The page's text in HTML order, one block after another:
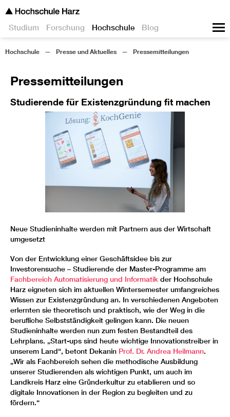
Studium Forschung Hochschule Blog
Hochschule Presse und Aktuelles Pressemitteilungen
Pressemitteilungen
Studierende für Existenzgründung fit machen
Geschäftsidee an der Hochschule Harz, im
Publikum: Partner aus der Wirtschaft, die ihre Ideen
Harz
Neue Studieninhalte werden mit Partnern aus der Wirtschaft
umgesetzt
Von der Entwicklung einer Geschäftsidee bis zur
Investorensuche – Studierende der Master-Programme am
Fachbereich Automatisierung und Informatik der Hochschule
Harz eigneten sich im aktuellen Wintersemester umfangreiches
Wissen zur Existenzgründung an. In verschiedenen Angeboten
erlernten sie theoretisch und praktisch, wie der Weg in die
berufliche Selbstständigkeit gelingen kann. Die neuen
Studieninhalte werden nun zum festen Bestandteil des
Lehrplans. „Start-ups sind heute wichtige Innovationstreiber in
unserem Land“, betont Dekanin Prof. Dr. Andrea Heilmann.
„Wir als Fachbereich sehen die methodische Ausbildung
unserer Studierenden als wichtigen Punkt, um auch im
Landkreis Harz eine Gründerkultur zu etablieren und so
digitale Innovationen in der Region zu begleiten und zu
fördern.“